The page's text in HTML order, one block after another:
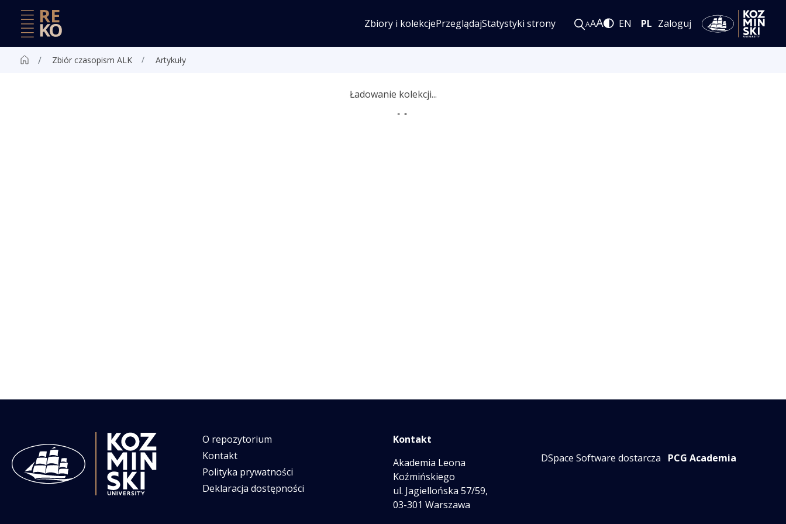
Zbiory i kolekcjePrzeglądajStatystyki strony AAA EN PL Zaloguj
Zbiór czasopism ALK Artykuły
Ładowanie kolekcji...
O repozytorium
Kontakt
Polityka prywatności
Deklaracja dostępności
Kontakt
Akademia Leona
Koźmińskiego
ul. Jagiellońska 57/59,
03-301 Warszawa
DSpace Software dostarcza PCG Academia